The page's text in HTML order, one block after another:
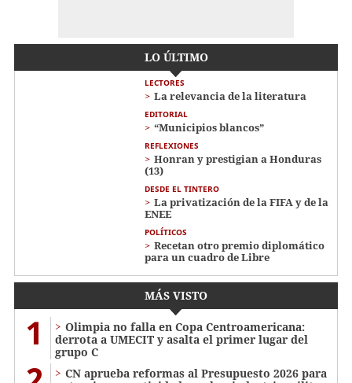
LO ÚLTIMO
LECTORES
La relevancia de la literatura
EDITORIAL
“Municipios blancos”
REFLEXIONES
Honran y prestigian a Honduras
(13)
DESDE EL TINTERO
La privatización de la FIFA y de la
ENEE
POLÍTICOS
Recetan otro premio diplomático
para un cuadro de Libre
MÁS VISTO
1
Olimpia no falla en Copa Centroamericana:
derrota a UMECIT y asalta el primer lugar del
grupo C
CN aprueba reformas al Presupuesto 2026 para